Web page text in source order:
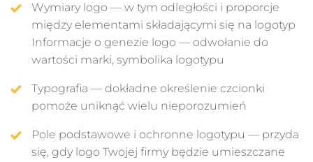
Wymiary logo — w tym odległości i proporcje
między elementami składającymi się na logotyp
Informacje o genezie logo — odwołanie do
wartości marki, symbolika logotypu
Typografia — dokładne określenie czcionki
pomoże uniknąć wielu nieporozumień
Pole podstawowe i ochronne logotypu — przyda
się, gdy logo Twojej firmy będzie umieszczane